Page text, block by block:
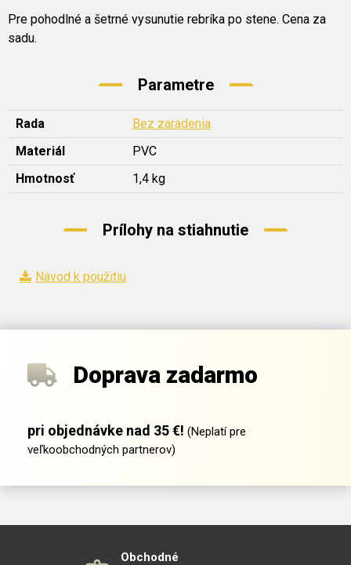
Pre pohodlné a šetrné vysunutie rebríka po stene. Cena za
sadu.
Parametre
Rada
Bez zaradenia
Materiál
PVC
Hmotnosť
1,4 kg
Prílohy na stiahnutie
Návod k použitiu
Doprava zadarmo
pri objednávke nad 35 €! (Neplatí pre
veľkoobchodných partnerov)
Obchodné